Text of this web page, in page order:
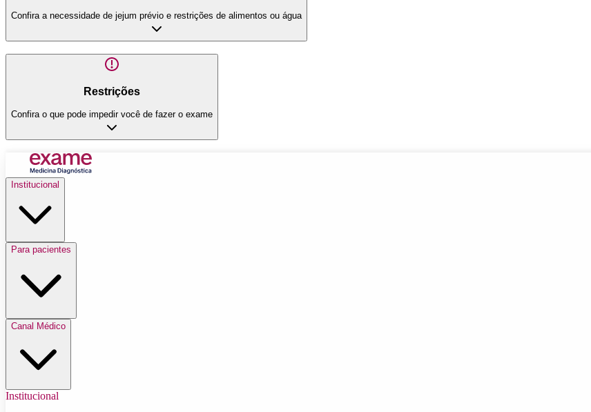
Confira a necessidade de jejum prévio e restrições de alimentos ou água
Restrições
Confira o que pode impedir você de fazer o exame
Institucional
Para pacientes
Canal Médico
Institucional